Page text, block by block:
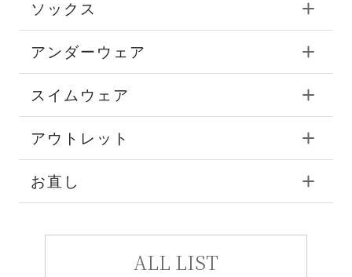
ソックス
アンダーウェア
スイムウェア
アウトレット
お直し
ALL LIST